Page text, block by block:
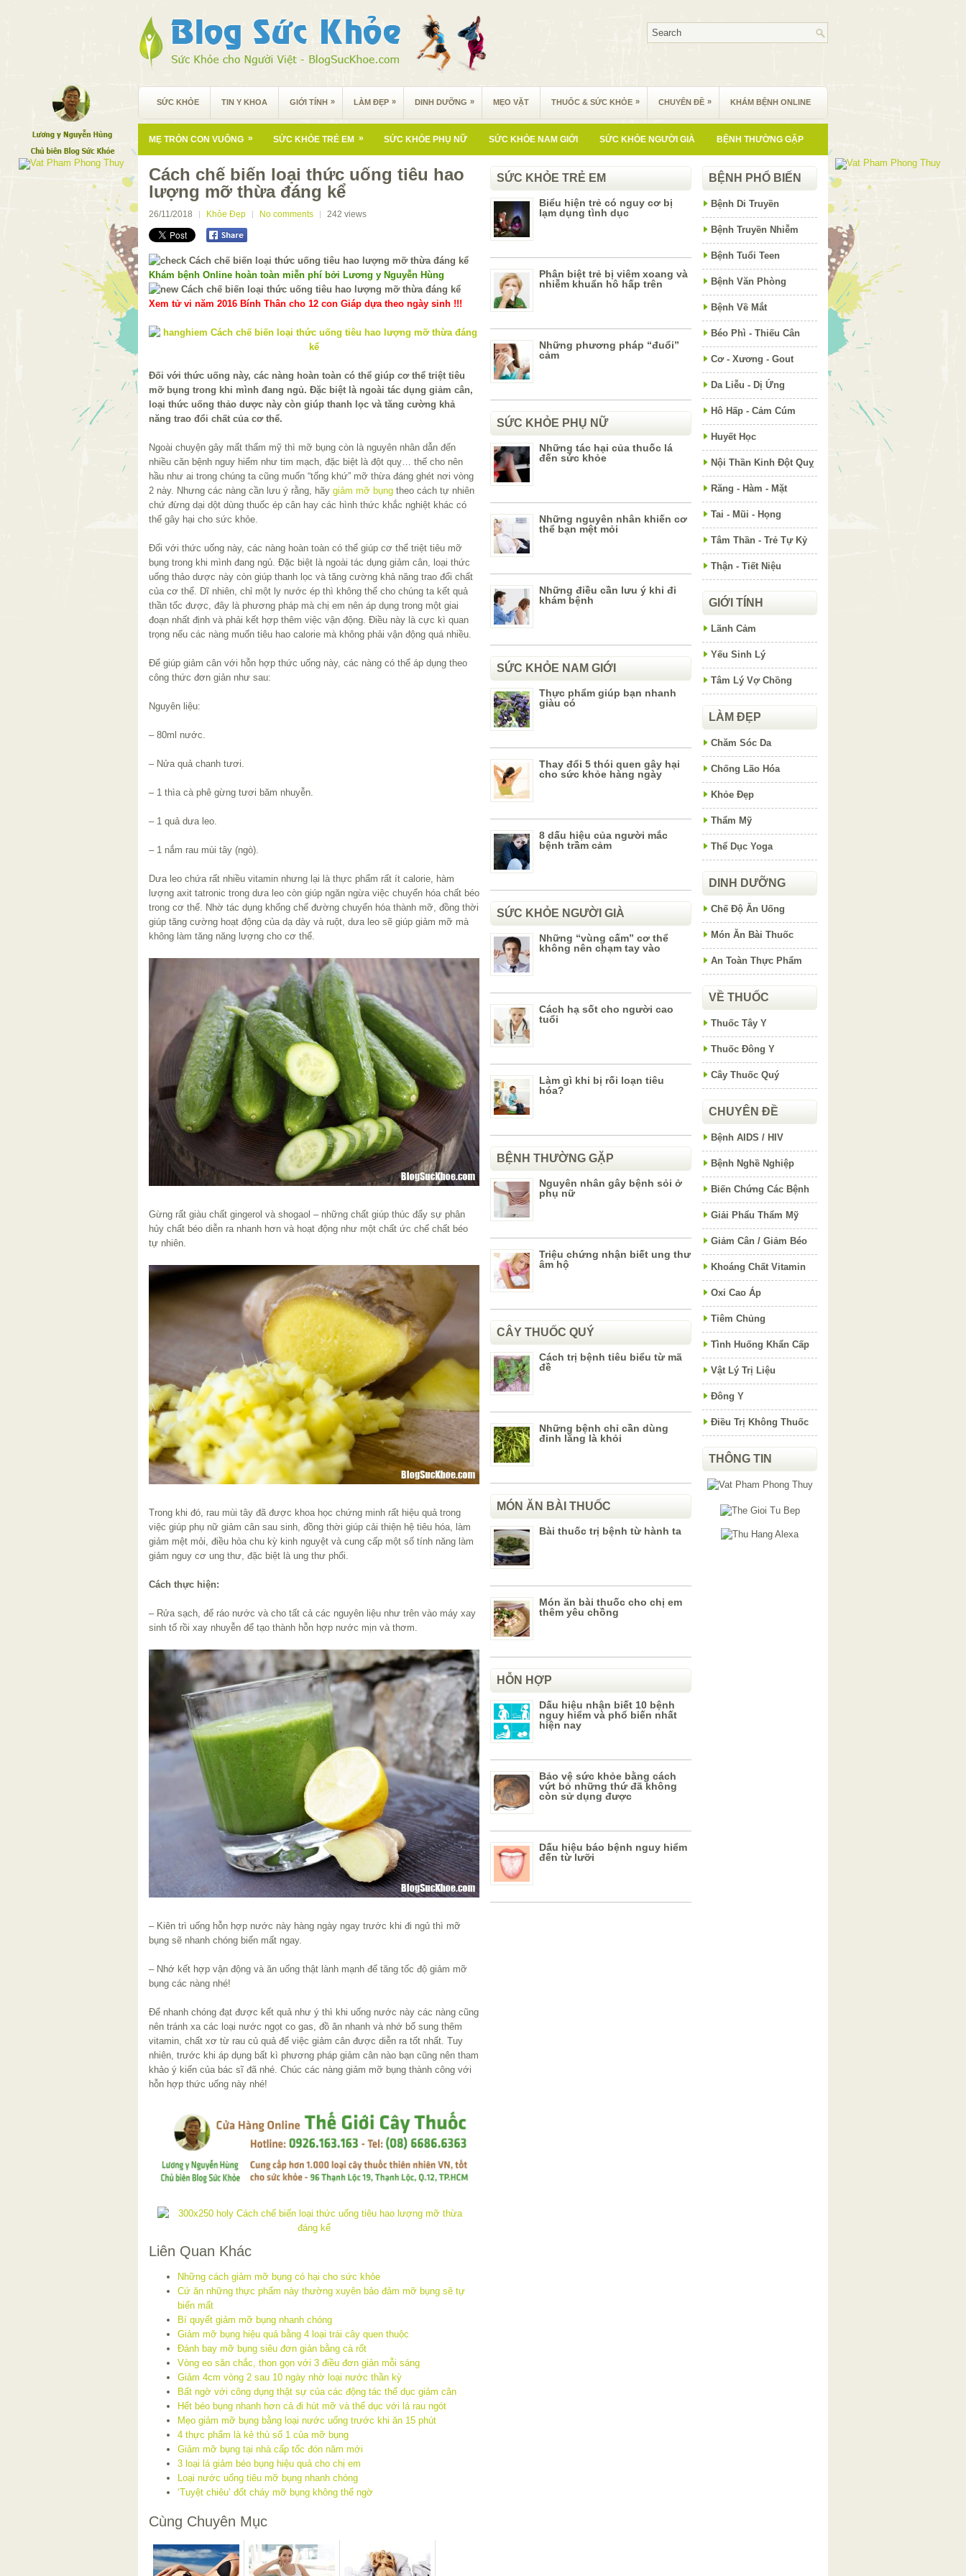
SỨC KHỎE TIN Y KHOA GIỚI TÍNH » LÀM ĐẸP » DINH DƯỠNG » MẸO VẶT THUỐC & SỨC KHỎE » CHUYÊN ĐỀ » KHÁM BỆNH ONLINE
MẸ TRÒN CON VUÔNG » SỨC KHỎE TRẺ EM » SỨC KHỎE PHỤ NỮ SỨC KHỎE NAM GIỚI SỨC KHỎE NGƯỜI GIÀ BỆNH THƯỜNG GẶP
Cách chế biến loại thức uống tiêu hao
lượng mỡ thừa đáng kể
26/11/2018 Khỏe Đẹp No comments 242 views
Khám bệnh Online hoàn toàn miễn phí bởi Lương y Nguyễn Hùng
Xem tử vi năm 2016 Bính Thân cho 12 con Giáp dựa theo ngày sinh !!!
Đối với thức uống này, các nàng hoàn toàn có thể giúp cơ thể triệt tiêu
mỡ bụng trong khi mình đang ngủ. Đặc biệt là ngoài tác dụng giảm cân,
loại thức uống thảo dược này còn giúp thanh lọc và tăng cường khả
năng trao đổi chất của cơ thể.
Ngoài chuyện gây mất thẩm mỹ thì mỡ bụng còn là nguyên nhân dẫn đến
nhiều căn bệnh nguy hiểm như tim mạch, đặc biệt là đột quỵ… thế cho nên
hầu như ai trong chúng ta cũng muốn “tống khứ” mỡ thừa đáng ghét nơi vòng
2 này. Nhưng các nàng cần lưu ý rằng, hãy giảm mỡ bụng theo cách tự nhiên
chứ đừng dại dột dùng thuốc ép cân hay các hình thức khắc nghiệt khác có
thể gây hại cho sức khỏe.
Đối với thức uống này, các nàng hoàn toàn có thể giúp cơ thể triệt tiêu mỡ
bụng trong khi mình đang ngủ. Đặc biệt là ngoài tác dụng giảm cân, loại thức
uống thảo dược này còn giúp thanh lọc và tăng cường khả năng trao đổi chất
của cơ thể. Dĩ nhiên, chỉ một ly nước ép thì không thể cho chúng ta kết quả
thần tốc được, đây là phương pháp mà chị em nên áp dụng trong một giai
đoạn nhất định và phải kết hợp thêm việc vận động. Điều này là cực kì quan
trọng nếu các nàng muốn tiêu hao calorie mà không phải vận động quá nhiều.
Để giúp giảm cân với hỗn hợp thức uống này, các nàng có thể áp dụng theo
công thức đơn giản như sau:
Nguyên liệu:
– 80ml nước.
– Nửa quả chanh tươi.
– 1 thìa cà phê gừng tươi băm nhuyễn.
– 1 quả dưa leo.
– 1 nắm rau mùi tây (ngò).
Dưa leo chứa rất nhiều vitamin nhưng lại là thực phẩm rất ít calorie, hàm
lượng axit tatronic trong dưa leo còn giúp ngăn ngừa việc chuyển hóa chất béo
trong cơ thể. Nhờ tác dụng khống chế đường chuyển hóa thành mỡ, đồng thời
giúp tăng cường hoạt động của dạ dày và ruột, dưa leo sẽ giúp giảm mỡ mà
không làm tăng năng lượng cho cơ thể.
Gừng rất giàu chất gingerol và shogaol – những chất giúp thúc đẩy sự phân
hủy chất béo diễn ra nhanh hơn và hoạt động như một chất ức chế chất béo
tự nhiên.
Trong khi đó, rau mùi tây đã được khoa học chứng minh rất hiệu quả trong
việc giúp phụ nữ giảm cân sau sinh, đồng thời giúp cải thiện hệ tiêu hóa, làm
giảm mệt mỏi, điều hòa chu kỳ kinh nguyệt và cung cấp một số tính năng làm
giảm nguy cơ ung thư, đặc biệt là ung thư phổi.
Cách thực hiện:
– Rửa sạch, để ráo nước và cho tất cả các nguyên liệu như trên vào máy xay
sinh tố rồi xay nhuyễn để tạo thành hỗn hợp nước mịn và thơm.
– Kiên trì uống hỗn hợp nước này hàng ngày ngay trước khi đi ngủ thì mỡ
bụng sẽ nhanh chóng biến mất ngay.
– Nhớ kết hợp vận động và ăn uống thật lành mạnh để tăng tốc độ giảm mỡ
bụng các nàng nhé!
Để nhanh chóng đạt được kết quả như ý thì khi uống nước này các nàng cũng
nên tránh xa các loại nước ngọt co gas, đồ ăn nhanh và nhớ bổ sung thêm
vitamin, chất xơ từ rau củ quả để việc giảm cân được diễn ra tốt nhất. Tuy
nhiên, trước khi áp dụng bất kì phương pháp giảm cân nào bạn cũng nên tham
khảo ý kiến của bác sĩ đã nhé. Chúc các nàng giảm mỡ bụng thành công với
hỗn hợp thức uống này nhé!
Liên Quan Khác
Những cách giảm mỡ bụng có hại cho sức khỏe
Cứ ăn những thực phẩm này thường xuyên bảo đảm mỡ bụng sẽ tự
biến mất
Bí quyết giảm mỡ bụng nhanh chóng
Giảm mỡ bụng hiệu quả bằng 4 loại trái cây quen thuộc
Đánh bay mỡ bụng siêu đơn giản bằng cà rốt
Vòng eo săn chắc, thon gọn với 3 điều đơn giản mỗi sáng
Giảm 4cm vòng 2 sau 10 ngày nhờ loại nước thần kỳ
Bất ngờ với công dụng thật sự của các động tác thể dục giảm cân
Hết béo bụng nhanh hơn cả đi hút mỡ và thể dục với lá rau ngót
Mẹo giảm mỡ bụng bằng loại nước uống trước khi ăn 15 phút
4 thực phẩm là kẻ thù số 1 của mỡ bụng
Giảm mỡ bụng tại nhà cấp tốc đón năm mới
3 loại lá giảm béo bụng hiệu quả cho chị em
Loại nước uống tiêu mỡ bụng nhanh chóng
‘Tuyệt chiêu’ đốt cháy mỡ bụng không thể ngờ
Cùng Chuyên Mục
SỨC KHỎE TRẺ EM
Biểu hiện trẻ có nguy cơ bị
lạm dụng tình dục
Phân biệt trẻ bị viêm xoang và
nhiễm khuẩn hô hấp trên
Những phương pháp “đuổi”
cảm
SỨC KHỎE PHỤ NỮ
Những tác hại của thuốc lá
đến sức khỏe
Những nguyên nhân khiến cơ
thể bạn mệt mỏi
Những điều cần lưu ý khi đi
khám bệnh
SỨC KHỎE NAM GIỚI
Thực phẩm giúp bạn nhanh
giàu có
Thay đổi 5 thói quen gây hại
cho sức khỏe hàng ngày
8 dấu hiệu của người mắc
bệnh trầm cảm
SỨC KHỎE NGƯỜI GIÀ
Những “vùng cấm” cơ thể
không nên chạm tay vào
Cách hạ sốt cho người cao
tuổi
Làm gì khi bị rối loạn tiêu
hóa?
BỆNH THƯỜNG GẶP
Nguyên nhân gây bệnh sỏi ở
phụ nữ
Triệu chứng nhận biết ung thư
âm hộ
CÂY THUỐC QUÝ
Cách trị bệnh tiêu biểu từ mã
đề
Những bệnh chỉ cần dùng
đinh lăng là khỏi
MÓN ĂN BÀI THUỐC
Bài thuốc trị bệnh từ hành ta
Món ăn bài thuốc cho chị em
thêm yêu chồng
HỖN HỢP
Dấu hiệu nhận biết 10 bệnh
nguy hiểm và phổ biến nhất
hiện nay
Bảo vệ sức khỏe bằng cách
vứt bỏ những thứ đã không
còn sử dụng được
Dấu hiệu báo bệnh nguy hiểm
đến từ lưỡi
BỆNH PHỔ BIẾN
Bệnh Di Truyền
Bệnh Truyền Nhiễm
Bệnh Tuổi Teen
Bệnh Văn Phòng
Bệnh Về Mắt
Béo Phì - Thiếu Cân
Cơ - Xương - Gout
Da Liễu - Dị Ứng
Hô Hấp - Cảm Cúm
Huyết Học
Nội Thần Kinh Đột Quỵ
Răng - Hàm - Mặt
Tai - Mũi - Họng
Tâm Thần - Trẻ Tự Kỷ
Thận - Tiết Niệu
GIỚI TÍNH
Lãnh Cảm
Yếu Sinh Lý
Tâm Lý Vợ Chồng
LÀM ĐẸP
Chăm Sóc Da
Chống Lão Hóa
Khỏe Đẹp
Thẩm Mỹ
Thể Dục Yoga
DINH DƯỠNG
Chế Độ Ăn Uống
Món Ăn Bài Thuốc
An Toàn Thực Phẩm
VỀ THUỐC
Thuốc Tây Y
Thuốc Đông Y
Cây Thuốc Quý
CHUYÊN ĐỀ
Bệnh AIDS / HIV
Bệnh Nghề Nghiệp
Biến Chứng Các Bệnh
Giải Phẩu Thẩm Mỹ
Giảm Cân / Giảm Béo
Khoáng Chất Vitamin
Oxi Cao Áp
Tiêm Chủng
Tình Huống Khẩn Cấp
Vật Lý Trị Liệu
Đông Y
Điều Trị Không Thuốc
THÔNG TIN